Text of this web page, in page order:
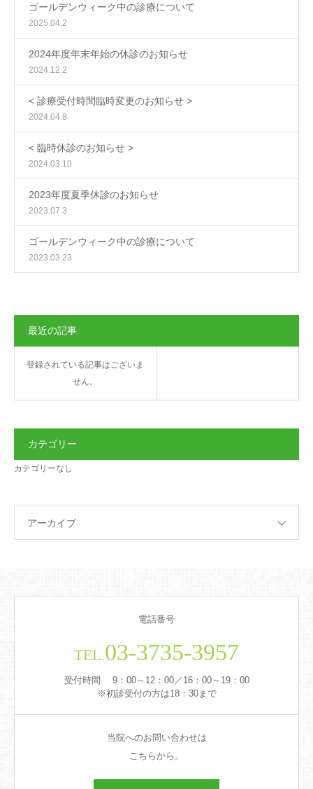
ゴールデンウィーク中の診療について
2025.04.2
2024年度年末年始の休診のお知らせ
2024.12.2
< 診療受付時間臨時変更のお知らせ >
2024.04.8
< 臨時休診のお知らせ >
2024.03.10
2023年度夏季休診のお知らせ
2023.07.3
ゴールデンウィーク中の診療について
2023.03.23
最近の記事
登録されている記事はございま
せん。
カテゴリー
カテゴリーなし
アーカイブ
電話番号
TEL.03-3735-3957
受付時間 9：00～12：00／16：00～19：00
※初診受付の方は18：30まで
当院へのお問い合わせは
こちらから。